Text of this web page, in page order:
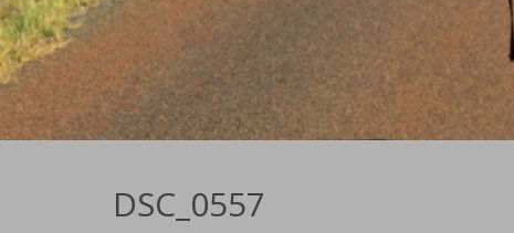
DSC_0557